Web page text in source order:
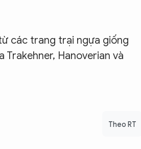
các trang trại ngựa giống
Hanoverian và
Theo RT